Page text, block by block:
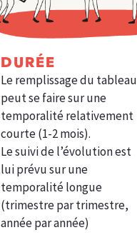
DURÉE
Le remplissage du tableau
peut se faire sur une
temporalité relativement
courte (1-2 mois).
Le suivi de l’évolution est
lui prévu sur une
temporalité longue
(trimestre par trimestre,
année par année)